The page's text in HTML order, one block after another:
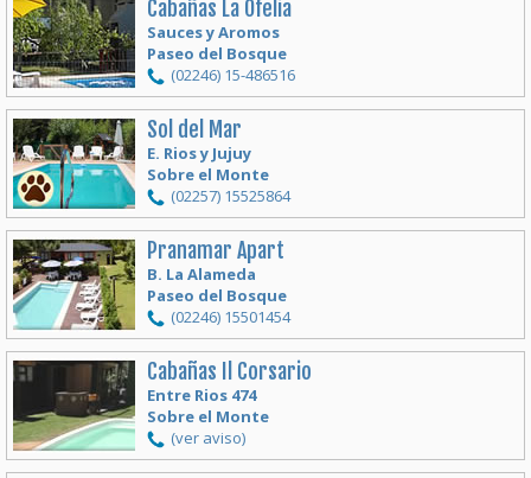
Cabañas La Ofelia
Sauces y Aromos
Paseo del Bosque
(02246) 15-486516
Sol del Mar
E. Rios y Jujuy
Sobre el Monte
(02257) 15525864
Pranamar Apart
B. La Alameda
Paseo del Bosque
(02246) 15501454
Cabañas Il Corsario
Entre Rios 474
Sobre el Monte
(ver aviso)